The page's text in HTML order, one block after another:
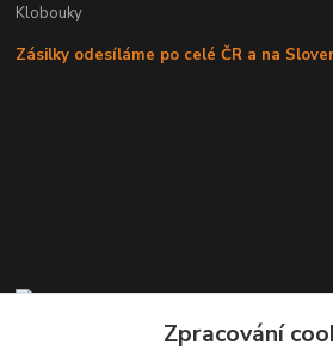
Klobouky
Zásilky odesíláme po celé ČR a na
Zpracování